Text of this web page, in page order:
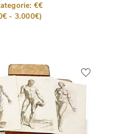
€€
- 3.000€)